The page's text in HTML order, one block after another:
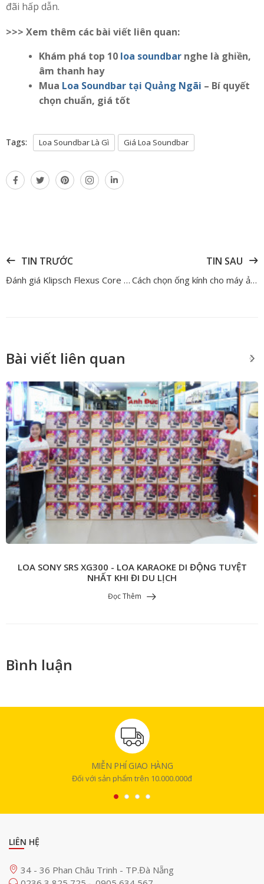
đãi hấp dẫn.
>>> Xem thêm các bài viết liên quan:
Khám phá top 10 loa soundbar nghe là ghiền,
âm thanh hay
Mua Loa Soundbar tại Quảng Ngãi – Bí quyết
chọn chuẩn, giá tốt
Tags: Loa Soundbar Là Gì Giá Loa Soundbar
TIN TRƯỚC
Đánh giá Klipsch Flexus Core 100 – Dòng soundbar nhỏ gọn từ thương hiệu cao cấp
TIN SAU
Cách chọn ống kính cho máy ảnh Lumix chụp đẹp, đúng nhu cầu
Bài viết liên quan
LOA SONY SRS XG300 - LOA KARAOKE DI ĐỘNG TUYỆT
NHẤT KHI ĐI DU LỊCH
Đọc Thêm
Bình luận
MIỄN PHÍ GIAO HÀNG
Đối với sản phẩm trên 10.000.000đ
LIÊN HỆ
34 - 36 Phan Châu Trinh - TP.Đà Nẵng